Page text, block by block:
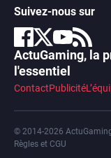
Suivez-nous sur
ActuGaming, la
l'essentiel
ContactPublicité
© 2014-2026
Règles et CGU